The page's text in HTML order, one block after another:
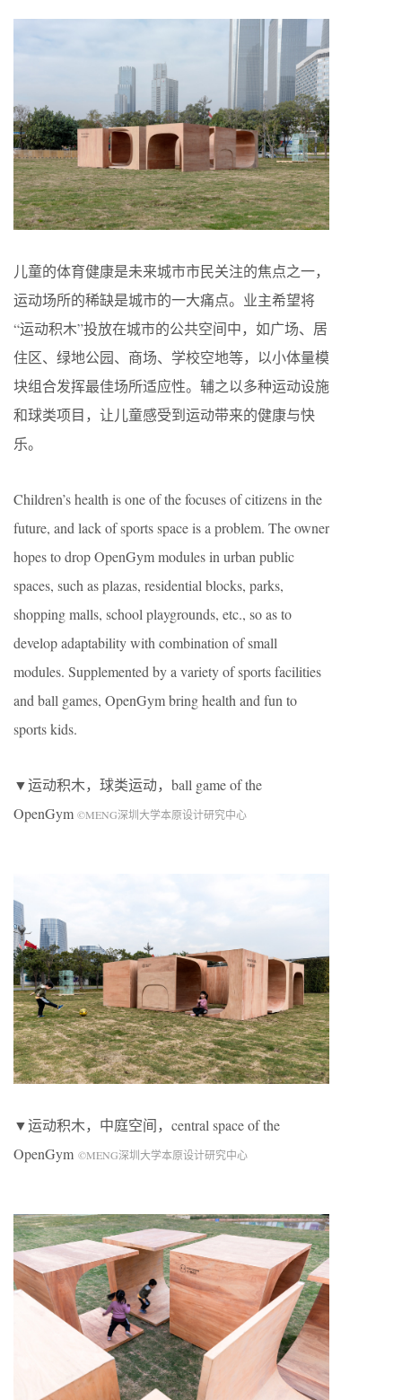
儿童的体育健康是未来城市市民关注的焦点之一，
运动场所的稀缺是城市的一大痛点。业主希望将
“运动积木”投放在城市的公共空间中，如广场、居
住区、绿地公园、商场、学校空地等，以小体量模
块组合发挥最佳场所适应性。辅之以多种运动设施
和球类项目，让儿童感受到运动带来的健康与快
乐。
Children’s health is one of the focuses of citizens in the
future, and lack of sports space is a problem. The owner
hopes to drop OpenGym modules in urban public
spaces, such as plazas, residential blocks, parks,
shopping malls, school playgrounds, etc., so as to
develop adaptability with combination of small
modules. Supplemented by a variety of sports facilities
and ball games, OpenGym bring health and fun to
sports kids.
▼运动积木，球类运动，ball game of the
OpenGym ©MENG深圳大学本原设计研究中心
▼运动积木，中庭空间，central space of the
OpenGym ©MENG深圳大学本原设计研究中心